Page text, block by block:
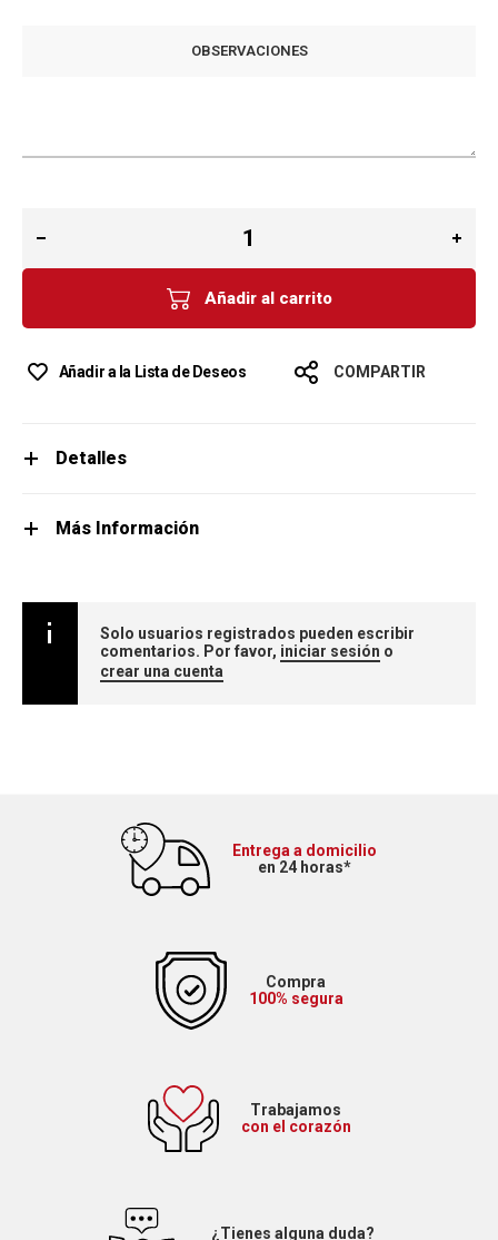
OBSERVACIONES
Añadir al carrito
Añadir a la Lista de Deseos COMPARTIR
Detalles
Más Información
Solo usuarios registrados pueden escribir
comentarios. Por favor, iniciar sesión o
crear una cuenta
Entrega a domicilio
en 24 horas*
Compra
100% segura
Trabajamos
con el corazón
¿Tienes alguna duda?